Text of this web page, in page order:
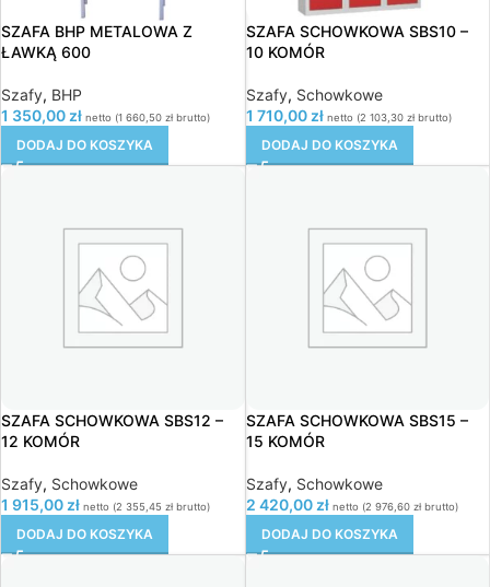
SZAFA BHP METALOWA Z
ŁAWKĄ 600
Szafy, BHP
1 350,00 zł netto (1 660,50 zł brutto)
DODAJ DO KOSZYKA
SZAFA SCHOWKOWA SBS10 –
10 KOMÓR
Szafy, Schowkowe
1 710,00 zł netto (2 103,30 złbrutto)
DODAJ DO KOSZYKA
SZAFA SCHOWKOWA SBS12 –
12 KOMÓR
Szafy, Schowkowe
1 915,00 zł netto (2 355,45 zł brutto)
DODAJ DO KOSZYKA
SZAFA SCHOWKOWA SBS15 –
15 KOMÓR
Szafy, Schowkowe
2 420,00 zł netto (2 976,60 złbrutto)
DODAJ DO KOSZYKA